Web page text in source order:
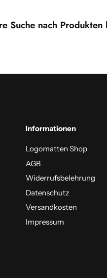
Suche nach
Informationen
Logomatten Shop
AGB
Widerrufsbelehrung
Datenschutz
Versandkosten
Impressum